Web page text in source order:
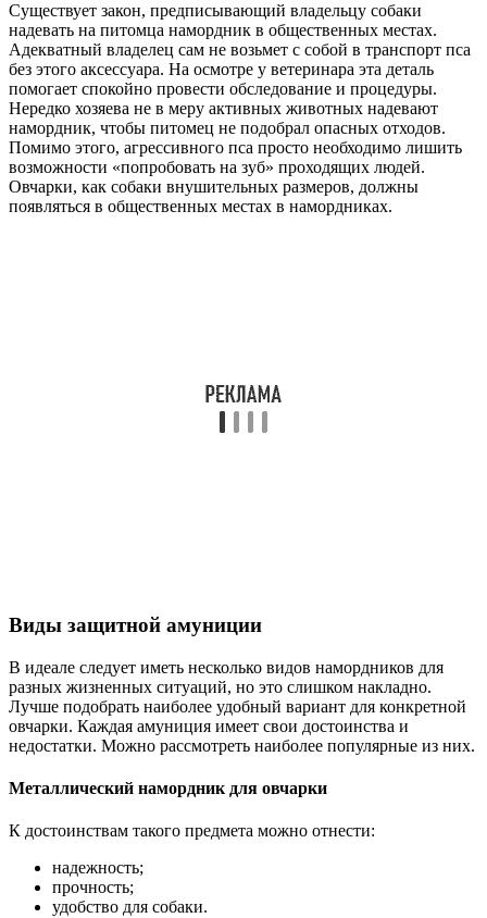
Существует закон, предписывающий владельцу собаки
надевать на питомца намордник в общественных местах.
Адекватный владелец сам не возьмет с собой в транспорт пса
без этого аксессуара. На осмотре у ветеринара эта деталь
помогает спокойно провести обследование и процедуры.
Нередко хозяева не в меру активных животных надевают
намордник, чтобы питомец не подобрал опасных отходов.
Помимо этого, агрессивного пса просто необходимо лишить
возможности «попробовать на зуб» проходящих людей.
Овчарки, как собаки внушительных размеров, должны
появляться в общественных местах в намордниках.
Виды защитной амуниции
В идеале следует иметь несколько видов намордников для
разных жизненных ситуаций, но это слишком накладно.
Лучше подобрать наиболее удобный вариант для конкретной
овчарки. Каждая амуниция имеет свои достоинства и
недостатки. Можно рассмотреть наиболее популярные из них.
Металлический намордник для овчарки
К достоинствам такого предмета можно отнести:
надежность;
прочность;
удобство для собаки.